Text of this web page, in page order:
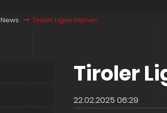
News Tiroler Ligen Herren
Tiroler
22.02.2025 06:29